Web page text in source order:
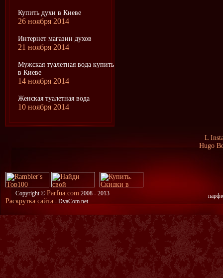
Купить духи в Киеве
26 ноября 2014
Интернет магазин духов
21 ноября 2014
Мужская туалетная вода купить
в Киеве
14 ноября 2014
Женская туалетная вода
10 ноября 2014
L
Hugo
Copyright © Parfua.com 2008 - 2013
Раскрутка сайта - DvaCom.net